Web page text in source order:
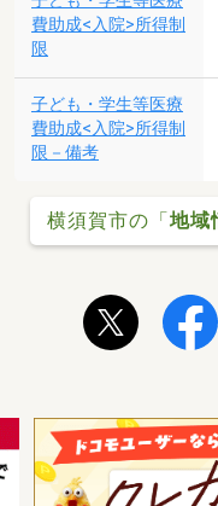
費助成<入院>所得制
限
子ども・学生等医療
費助成<入院>所得制
限－備考
横須賀市の「 地域